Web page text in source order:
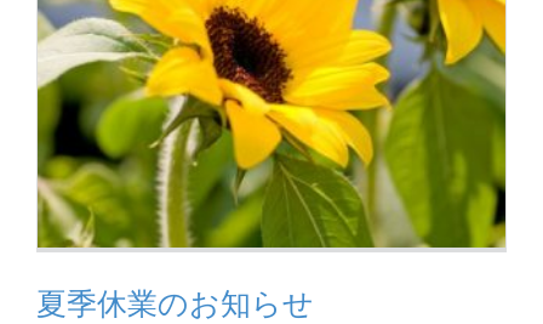
夏季休業のお知らせ